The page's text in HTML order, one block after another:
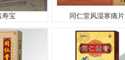
寿宝 同仁堂风湿寒痛片